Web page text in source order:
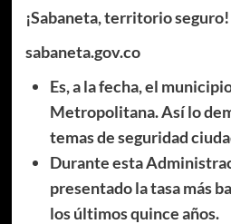
¡Sabaneta, territorio seguro!
sabaneta.gov.co
Es, a la fecha, el
Metropolitana. Así lo
temas de seguridad
Durante esta
presentado la tasa más
los últimos quince años.